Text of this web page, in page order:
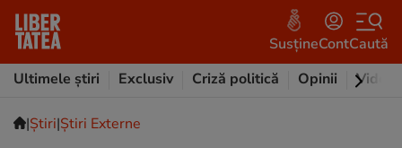
SusțineContCaută
Ultimele știri
Exclusiv Criză politică Opinii Video
|Ştiri|Știri Externe